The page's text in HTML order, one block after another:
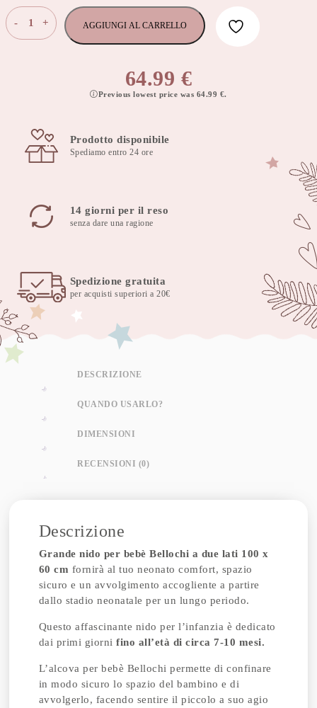
-
Riduttore
+ AGGIUNGI AL CARRELLO
64.99 €
Previous lowest price was 64.99 €.
Prodotto disponibile
Spediamo entro 24 ore
14 giorni per il reso
senza dare una ragione
Spedizione gratuita
per acquisti superiori a 20€
DESCRIZIONE
QUANDO USARLO?
DIMENSIONI
RECENSIONI (0)
Descrizione
Grande nido per bebè Bellochi a due lati 100 x
60 cm fornirà al tuo neonato comfort, spazio
sicuro e un avvolgimento accogliente a partire
dallo stadio neonatale per un lungo periodo.
Questo affascinante nido per l’infanzia è dedicato
dai primi giornifino all’età di circa 7-10 mesi.
L’alcova per bebè Bellochi permette di confinare
in modo sicuro lo spazio del bambino e di
avvolgerlo, facendo sentire il piccolo a suo agio